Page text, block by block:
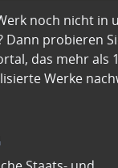
noch nicht in
Dann probieren
das mehr als
Werke